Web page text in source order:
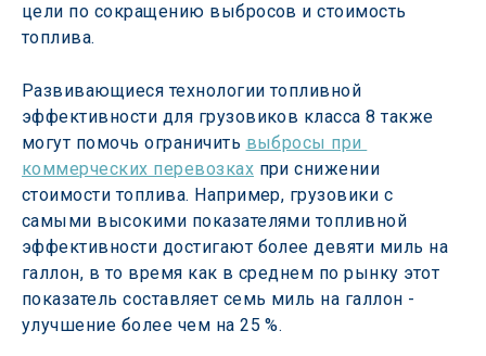
цели по сокращению выбросов и стоимость
топлива.
Развивающиеся технологии топливной
эффективности для грузовиков класса 8 также
могут помочь ограничить выбросы при
коммерческих перевозках при снижении
стоимости топлива. Например, грузовики с
самыми высокими показателями топливной
эффективности достигают более девяти миль на
галлон, в то время как в среднем по рынку этот
показатель составляет семь миль на галлон -
улучшение более чем на 25 %.